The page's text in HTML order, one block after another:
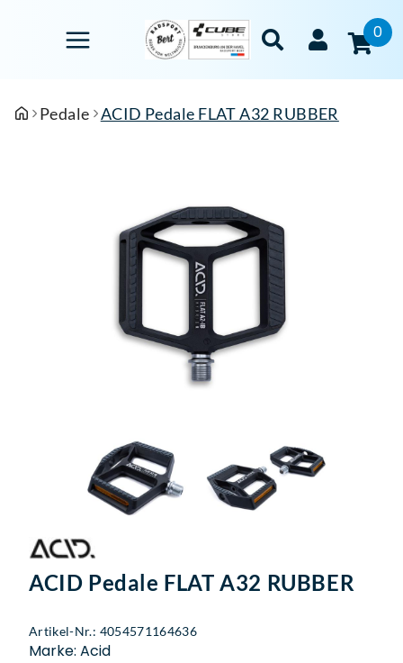
0
Pedale ACID Pedale FLAT A32 RUBBER
ACID Pedale FLAT A32 RUBBER
Artikel-Nr.: 4054571164636
Marke: Acid